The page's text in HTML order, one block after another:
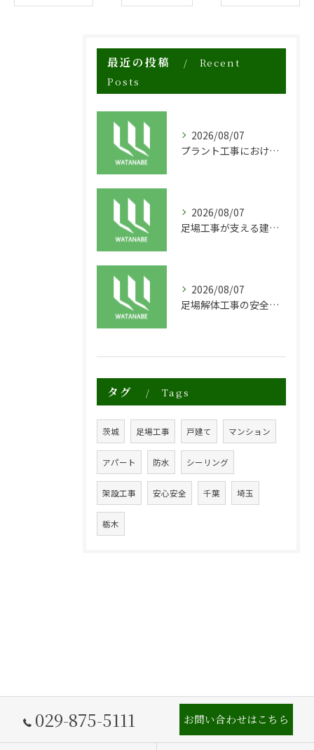
最近の投稿
Recent
Posts
2026/08/07
プラント工事における足場工事の安全対策と施工の重要性
2026/08/07
足場工事が支える建物の長寿命化と外装塗装の重要性
2026/08/07
足場解体工事の安全性と効率化のポイント
タグ Tags
茨城 足場工事 戸建て マンション
アパート 防水 シーリング
架設工事 安心安全 千葉 埼玉
栃木
029-875-5111 お問い合わせはこちら